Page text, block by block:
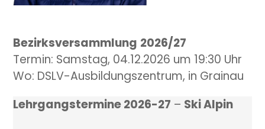
Bezirksversammlung 2026/27
Termin: Samstag, 04.12.2026 um 19:30 Uhr
Wo: DSLV-Ausbildungszentrum, in Grainau
Lehrgangstermine 2026-27 – Ski Alpin